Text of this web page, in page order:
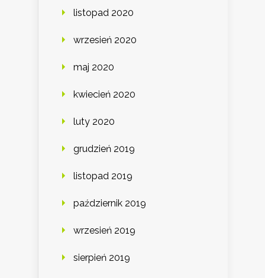
listopad 2020
wrzesień 2020
maj 2020
kwiecień 2020
luty 2020
grudzień 2019
listopad 2019
październik 2019
wrzesień 2019
sierpień 2019